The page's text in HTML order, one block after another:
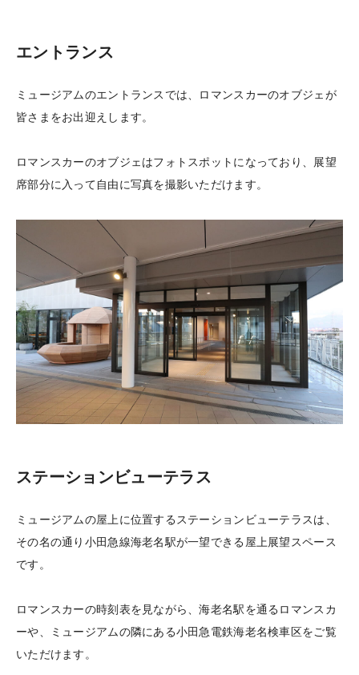
エントランス
ミュージアムのエントランスでは、ロマンスカーのオブジェが
皆さまをお出迎えします。
ロマンスカーのオブジェはフォトスポットになっており、展望
席部分に入って自由に写真を撮影いただけます。
ステーションビューテラス
ミュージアムの屋上に位置するステーションビューテラスは、
その名の通り小田急線海老名駅が⼀望できる屋上展望スペース
です。
ロマンスカーの時刻表を⾒ながら、海⽼名駅を通るロマンスカ
ーや、ミュージアムの隣にある小田急電鉄海老名検車区をご覧
いただけます。